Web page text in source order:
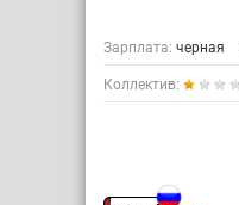
Зарплата: черная
Коллектив: